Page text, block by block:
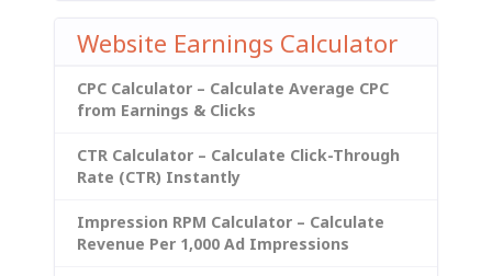
Website Earnings Calculator
CPC Calculator – Calculate Average CPC
from Earnings & Clicks
CTR Calculator – Calculate Click-Through
Rate (CTR) Instantly
Impression RPM Calculator – Calculate
Revenue Per 1,000 Ad Impressions